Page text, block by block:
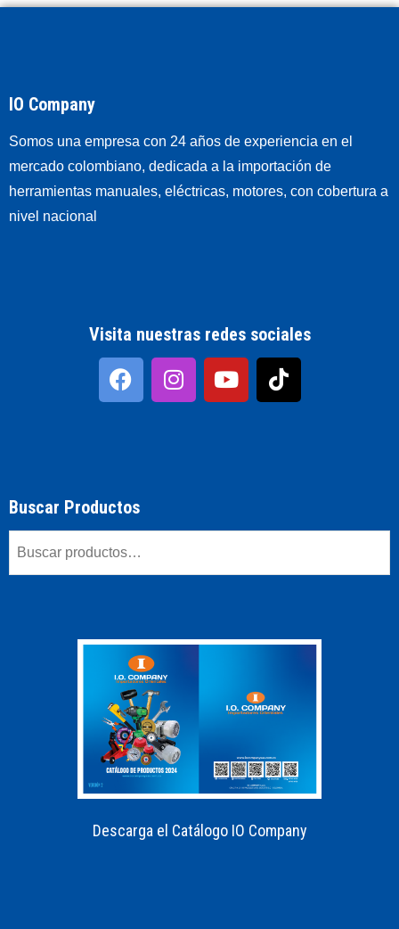
IO Company
Somos una empresa con 24 años de experiencia en el
mercado colombiano, dedicada a la importación de
herramientas manuales, eléctricas, motores, con cobertura a
nivel nacional
Visita nuestras redes sociales
Buscar Productos
Descarga el Catálogo IO Company